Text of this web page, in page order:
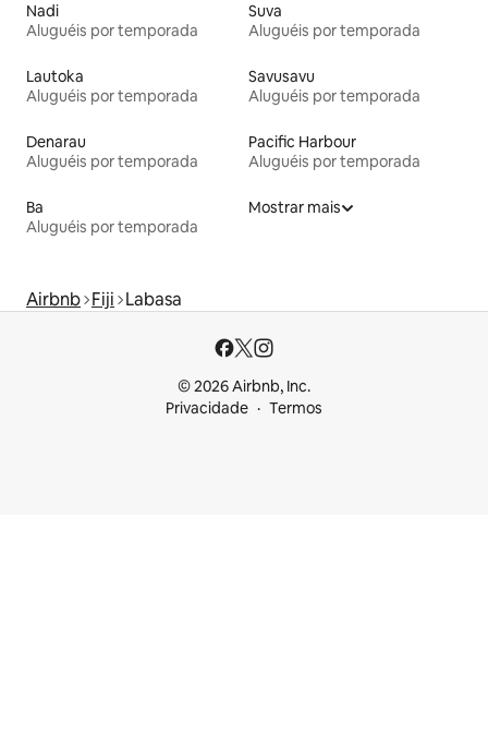
Nadi
Aluguéis por temporada
Suva
Aluguéis por temporada
Lautoka
Aluguéis por temporada
Savusavu
Aluguéis por temporada
Denarau
Aluguéis por temporada
Pacific Harbour
Aluguéis por temporada
Ba
Aluguéis por temporada
Mostrar mais
Airbnb Fiji Labasa
© 2026 Airbnb, Inc.
Privacidade
Termos